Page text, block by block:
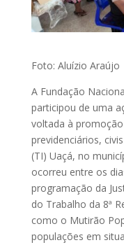
Foto: Aluízio Araújo
A Fundação
participou de uma
voltada à
previdenciários,
(TI) Uaçá, no
ocorreu entre os
programação da
do Trabalho da 8ª
como o Mutirão
populações em